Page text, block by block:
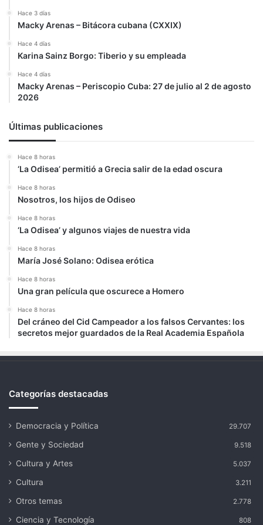
Hace 3 días
Macky Arenas – Bitácora cubana (CXXIX)
Hace 4 días
Karina Sainz Borgo: Tiberio y su empleada
Hace 4 días
Macky Arenas – Periscopio Cuba: 27 de julio al 2 de agosto
2026
Últimas publicaciones
Hace 8 horas
‘La Odisea’ permitió a Grecia salir de la edad oscura
Hace 8 horas
Nosotros, los hijos de Odiseo
Hace 8 horas
‘La Odisea’ y algunos viajes de nuestra vida
Hace 8 horas
María José Solano: Odisea erótica
Hace 8 horas
Una gran película que oscurece a Homero
Hace 8 horas
Del cráneo del Cid Campeador a los falsos Cervantes: los
secretos mejor guardados de la Real Academia Española
Categorías destacadas
Democracia y Política 29.707
Gente y Sociedad 9.518
Cultura y Artes 5.037
Cultura 3.211
Otros temas 2.778
Ciencia y Tecnología 808